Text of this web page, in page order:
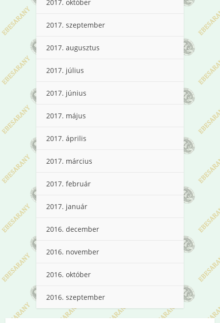
2017. október
2017. szeptember
2017. augusztus
2017. július
2017. június
2017. május
2017. április
2017. március
2017. február
2017. január
2016. december
2016. november
2016. október
2016. szeptember